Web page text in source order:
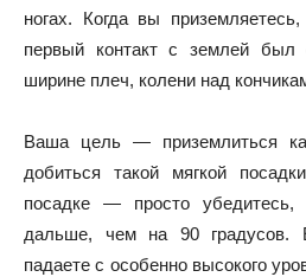
ногах. Когда вы
первый контакт с землей был
ширине плеч, колени над
Ваша цель — приземлиться
добиться такой мягкой
посадке — просто
дальше, чем на 90 градусов.
падаете с особенно высокого